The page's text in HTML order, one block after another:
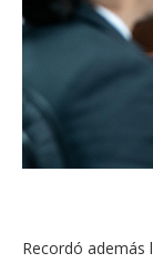
Recordó además